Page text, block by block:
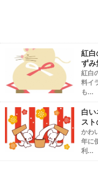
紅白
ずみ
紅白
料イ
も...
白い
スト
かわ
年に
利...